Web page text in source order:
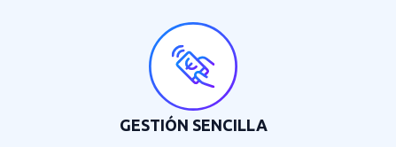
GESTIÓN SENCILLA